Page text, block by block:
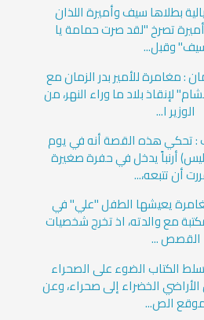
بطلاها سيف وأميرة اللذان
تصرخ "لقد صرت حمامة يا
وقبل...
: مغامرة للأمير بدر الزمان مع
لإنقاذ بلاد ما وراء النهر، من
الوزير ا...
: تحكي هذه القصة أنه في يوم
أرنباً يدخل في حفرة صغيرة
أن تتبعه،...
يعيشها الطفل "علي" في
مع والدته، اذ تخرج شخصيات
القصص ...
الكتاب الضوء على الصحراء
الأراضي الخضراء إلى صحراء، وعن
الص...